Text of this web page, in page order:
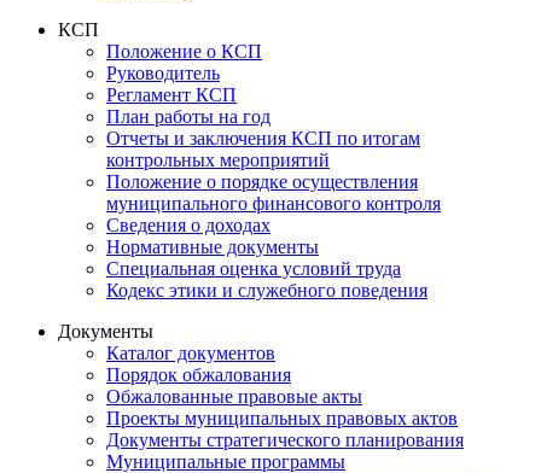
КСП
Положение о КСП
Руководитель
Регламент КСП
План работы на год
Отчеты и заключения КСП по итогам
контрольных мероприятий
Положение о порядке осуществления
муниципального финансового контроля
Сведения о доходах
Нормативные документы
Специальная оценка условий труда
Кодекс этики и служебного поведения
Документы
Каталог документов
Порядок обжалования
Обжалованные правовые акты
Проекты муниципальных правовых актов
Документы стратегического планирования
Муниципальные программы